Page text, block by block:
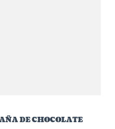
DE CHOCOLATE